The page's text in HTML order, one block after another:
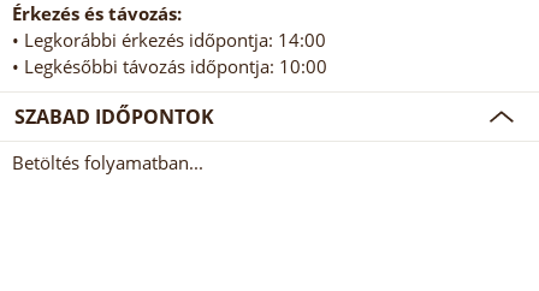
Érkezés és távozás:
• Legkorábbi érkezés időpontja: 14:00
• Legkésőbbi távozás időpontja: 10:00
SZABAD IDŐPONTOK
Betöltés folyamatban...